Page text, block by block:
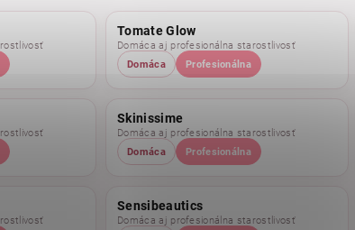
Tomate Glow
Domáca aj profesionálna starostlivosť
Domáca
Profesionálna
Skinissime
Domáca aj profesionálna starostlivosť
Domáca
Profesionálna
Sensibeautics
Domáca aj profesionálna starostlivosť